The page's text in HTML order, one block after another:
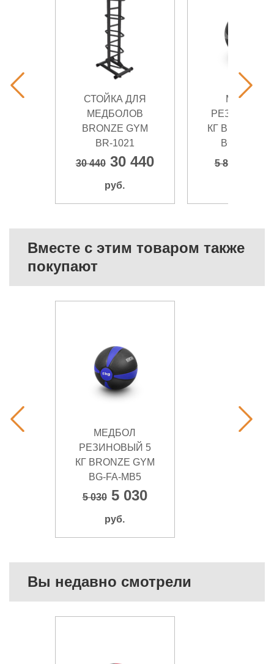
СТОЙКА ДЛЯ
МЕДБОЛОВ
BRONZE GYM
BR-1021
30 44030 440
руб.
МЕДБОЛ
КГ BRONZE
BG-FA-MB8
5 870
Вместе с этим товаром также
покупают
МЕДБОЛ
РЕЗИНОВЫЙ 5
КГ BRONZE GYM
BG-FA-MB5
5 0305 030
руб.
Вы недавно смотрели